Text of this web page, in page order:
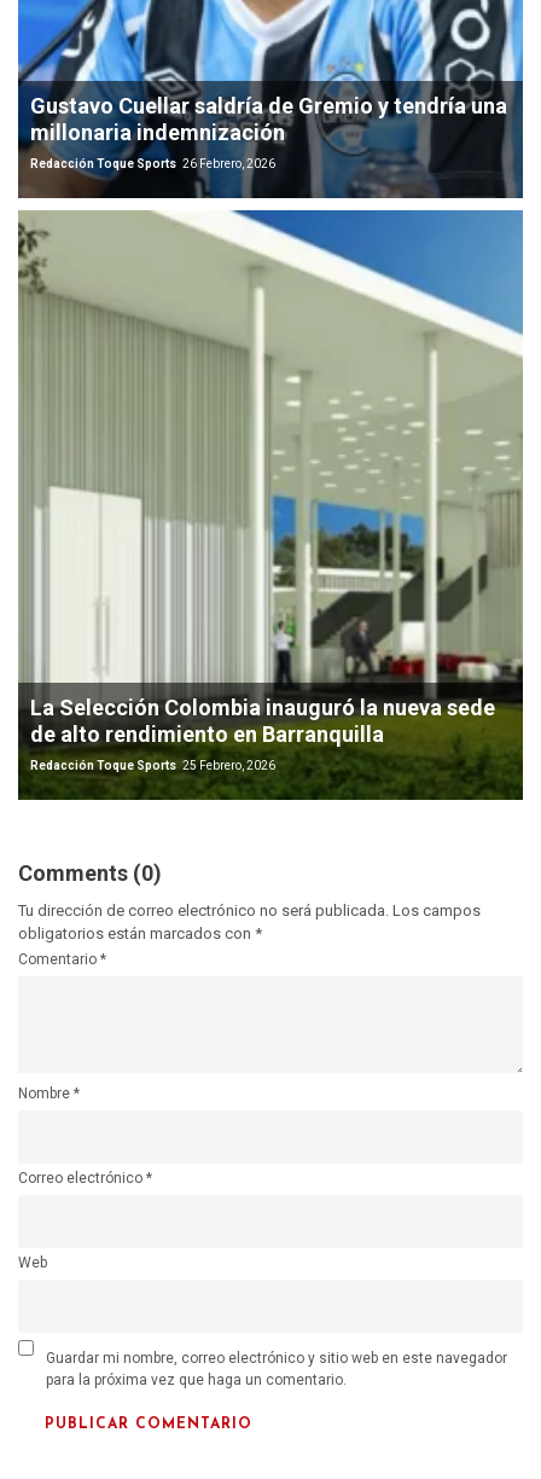
Gustavo Cuellar saldría de Gremio y tendría una
millonaria indemnización
Redacción Toque Sports 26 Febrero, 2026
La Selección Colombia inauguró la nueva sede
de alto rendimiento en Barranquilla
Redacción Toque Sports 25 Febrero, 2026
Comments (0)
Tu dirección de correo electrónico no será publicada. Los campos
obligatorios están marcados con *
Comentario *
Nombre *
Correo electrónico *
Web
Guardar mi nombre, correo electrónico y sitio web en este navegador
para la próxima vez que haga un comentario.